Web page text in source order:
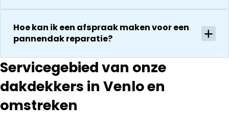
ze goed en
transparant.
Hoe kan ik een afspraak maken voor een
pannendak reparatie?
Servicegebied van onze
dakdekkers in Venlo en
omstreken